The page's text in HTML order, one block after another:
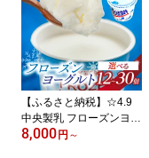
味噌 おでん鍋 鍋 ちくわ
練り物 なべ おなべ なべ
セット 冬 3人前 4人前 家
族 小分け タレ付 つゆ付
愛知県 豊橋市
【ふるさと納税】☆4.9
中央製乳 フローズンヨー
グルト 食べ比べ 選べる 1
8,000円 ～